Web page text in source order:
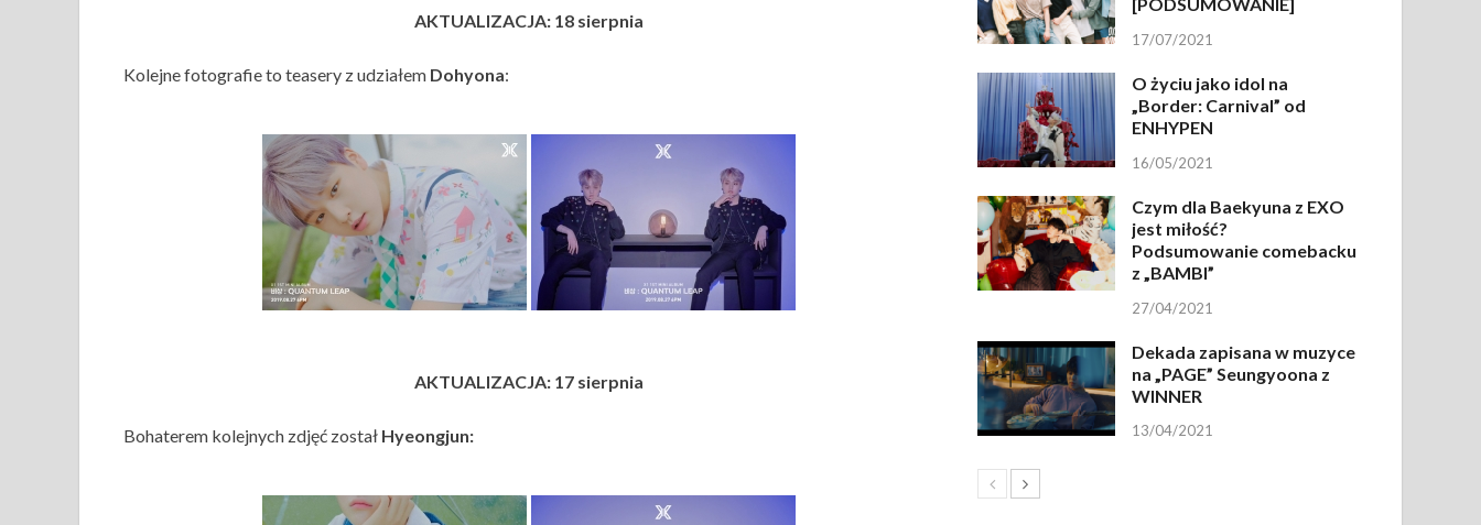
AKTUALIZACJA: 18 sierpnia
Kolejne fotografie to teasery z udziałem Dohyona:
AKTUALIZACJA: 17 sierpnia
Bohaterem kolejnych zdjęć został Hyeongjun:
17/07/2021
O życiu jako idol na
„Border: Carnival” od
ENHYPEN
16/05/2021
Czym dla Baekyuna z EXO
jest miłość?
Podsumowanie comebacku
z „BAMBI”
27/04/2021
Dekada zapisana w muzyce
na „PAGE” Seungyoona z
WINNER
13/04/2021